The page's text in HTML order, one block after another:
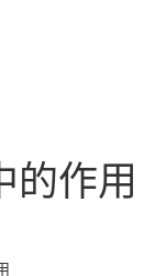
的作用